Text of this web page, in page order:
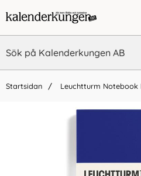
Startsidan Leuchtturm Notebook